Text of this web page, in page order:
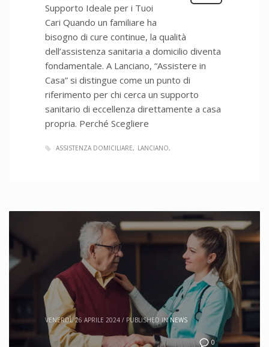
Supporto Ideale per i Tuoi
Cari Quando un familiare ha
bisogno di cure continue, la qualità
dell’assistenza sanitaria a domicilio diventa
fondamentale. A Lanciano, “Assistere in
Casa” si distingue come un punto di
riferimento per chi cerca un supporto
sanitario di eccellenza direttamente a casa
propria. Perché Scegliere
ASSISTENZA DOMICILIARE LANCIANO
0
VENERDÌ, 26 APRILE 2024 / PUBLISHED IN NEWS